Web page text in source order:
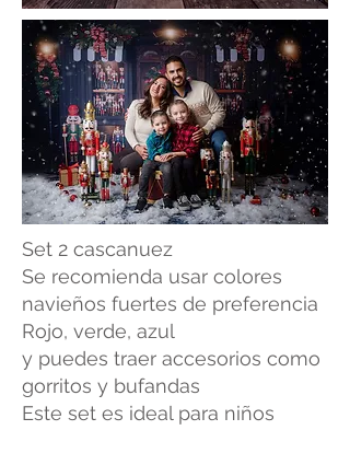
Set 2 cascanuez
Se recomienda usar colores
navieños fuertes de preferencia
Rojo, verde, azul
y puedes traer accesorios como
gorritos y bufandas
Este set es ideal para niños